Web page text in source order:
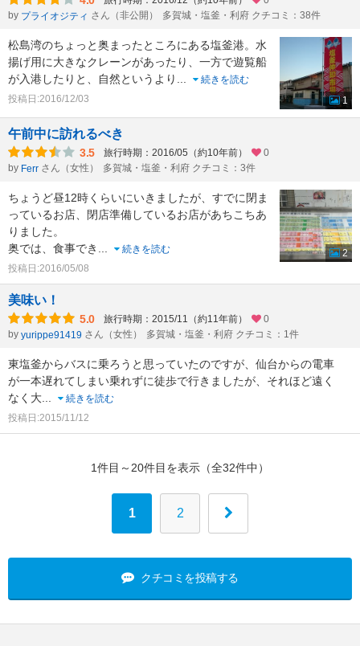
by プライオジティ さん（非公開） 多賀城・塩釜・利府 クチコミ：38件
松島湾のちょっと奥まったところにある塩釜港。水
揚げ用に大きなクレーンがあったり、一方で遊覧船
が入港したりと、自然というより ...
続きを読む
投稿日:2016/12/03
1
午前中に訪れるべき
3.5 旅行時期：2016/05（約10年前）
0
by Ferr さん（女性） 多賀城・塩釜・利府 クチコミ：3件
ちょうど昼12時くらいにいきましたが、すでに閉ま
っているお店、閉店準備しているお店があちこちあ
りました。
奥では、食事でき ...
続きを読む
投稿日:2016/05/08
2
美味い！
5.0 旅行時期：2015/11（約11年前）
0
by yurippe91419 さん（女性） 多賀城・塩釜・利府 クチコミ：1件
東塩釜からバスに乗ろうと思っていたのですが、仙台からの電車
が一本遅れてしまい乗れずに徒歩で行きましたが、それほど遠く
なく大...
続きを読む
投稿日:2015/11/12
1件目～20件目を表示（全32件中）
1 2
クチコミを投稿する